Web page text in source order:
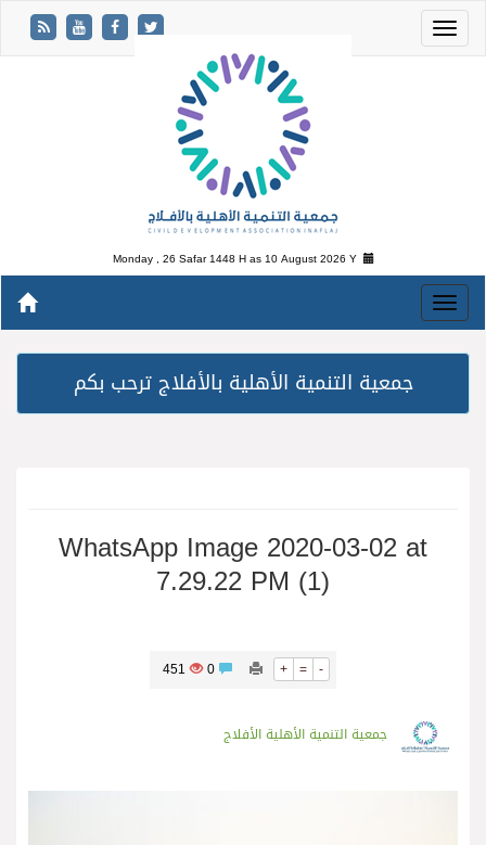
Monday , 26 Safar 1448 H as10 August 2026 Y
جمعية التنمية الأهلية بالأفلاج ترحب بكم
WhatsApp Image 2020-03-02 at
7.29.22 PM (1)
+ = -
451
جمعية التنمية الأهلية الأفلاج